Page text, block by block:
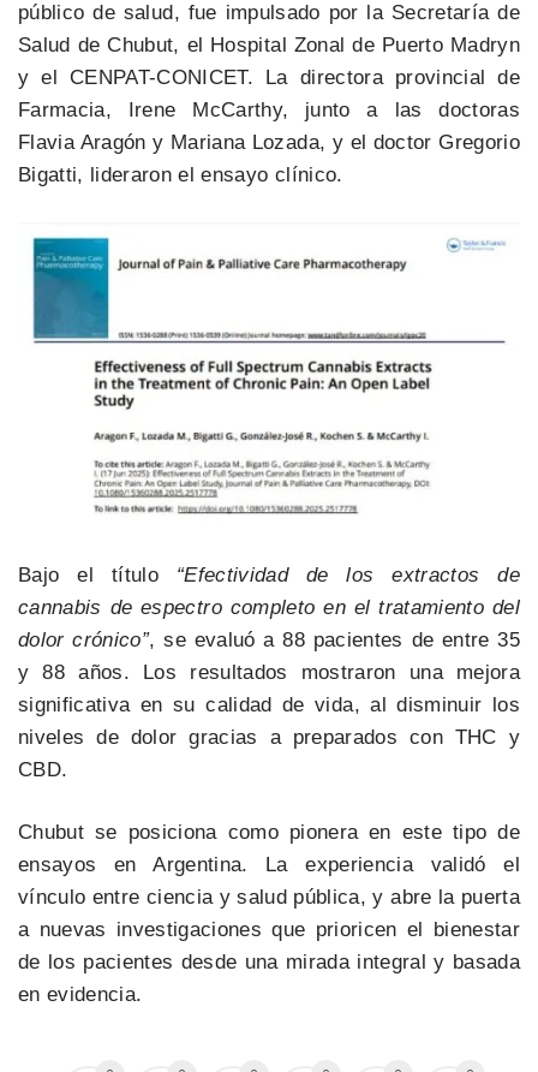
público de salud, fue impulsado por la Secretaría de
Salud de Chubut, el Hospital Zonal de Puerto Madryn
y el CENPAT-CONICET. La directora provincial de
Farmacia, Irene McCarthy, junto a las doctoras
Flavia Aragón y Mariana Lozada, y el doctor Gregorio
Bigatti, lideraron el ensayo clínico.
Bajo el título “Efectividad de los extractos de
cannabis de espectro completo en el tratamiento del
dolor crónico”, se evaluó a 88 pacientes de entre 35
y 88 años. Los resultados mostraron una mejora
significativa en su calidad de vida, al disminuir los
niveles de dolor gracias a preparados con THC y
CBD.
Chubut se posiciona como pionera en este tipo de
ensayos en Argentina. La experiencia validó el
vínculo entre ciencia y salud pública, y abre la puerta
a nuevas investigaciones que prioricen el bienestar
de los pacientes desde una mirada integral y basada
en evidencia.